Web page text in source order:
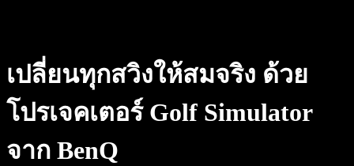
เปลี่ยนทุกสวิงให้สมจริง ด้วย
โปรเจคเตอร์ Golf Simulator
จาก BenQ